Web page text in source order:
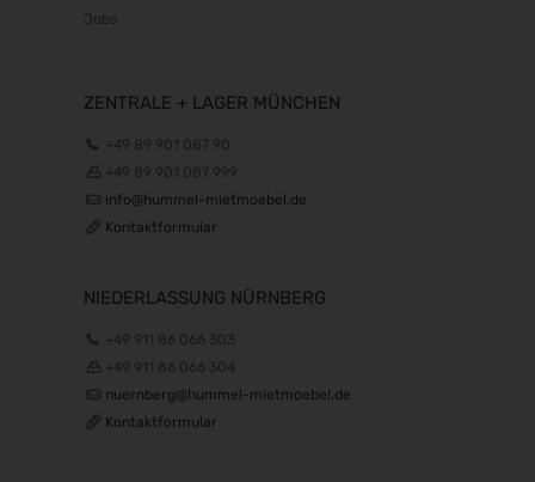
Jobs
ZENTRALE + LAGER MÜNCHEN
+49 89 901 087 90
+49 89 901 087 999
info@hummel-mietmoebel.de
Kontaktformular
NIEDERLASSUNG NÜRNBERG
+49 911 86 066 303
+49 911 86 066 304
nuernberg@hummel-mietmoebel.de
Kontaktformular